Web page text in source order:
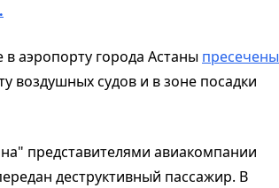
аэропорту города Астаны пресечены
воздушных судов и в зоне посадки
представителями авиакомпании
деструктивный пассажир. В